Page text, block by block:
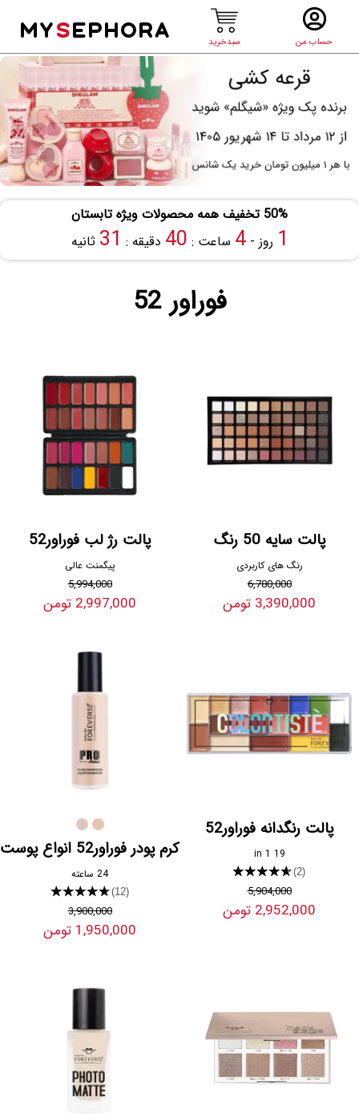
حساب من سبدخرید
MYSEPHORA
50% تخفیف همه محصولات ویژه تابستان
1 روز -4 ساعت : 40 دقیقه : 30 ثانیه
فوراور 52
پالت سایه 50 رنگ
رنگ های کاربردی
6,780,000
3,390,000 تومن
پالت رژ لب فوراور52
پیگمنت عالی
5,994,000
2,997,000 تومن
پالت رنگدانه فوراور52
19 in 1
★★★★★(2)
5,904,000
2,952,000 تومن
کرم پودر فوراور52 انواع پوست
24 ساعته
★★★★★(12)
3,900,000
1,950,000 تومن